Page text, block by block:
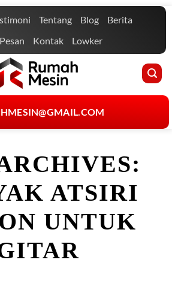
Tentang Blog
Berita
Kontak Lowker
ATSIRI
UNTUK